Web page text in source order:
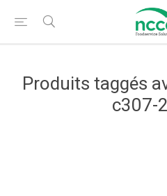
Produits taggés
c307-